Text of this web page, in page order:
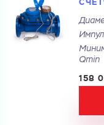
Купить как
Перечислите
и укажите
получить. Мы
Qmin
158